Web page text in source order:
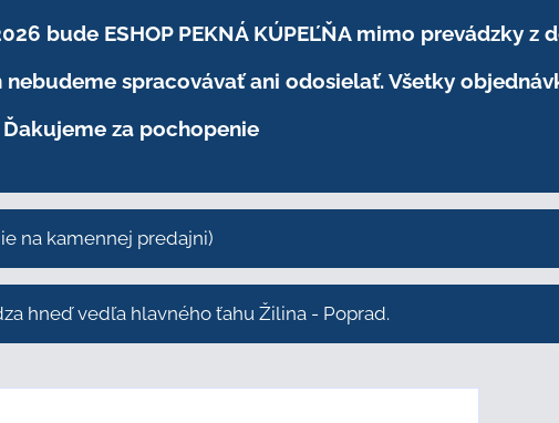
bude ESHOP PEKNÁ KÚPEĽŇA mimo prevádzky z
spracovávať ani odosielať. Všetky
Ďakujeme za pochopenie
na kamennej predajni)
hneď vedľa hlavného ťahu Žilina - Poprad.